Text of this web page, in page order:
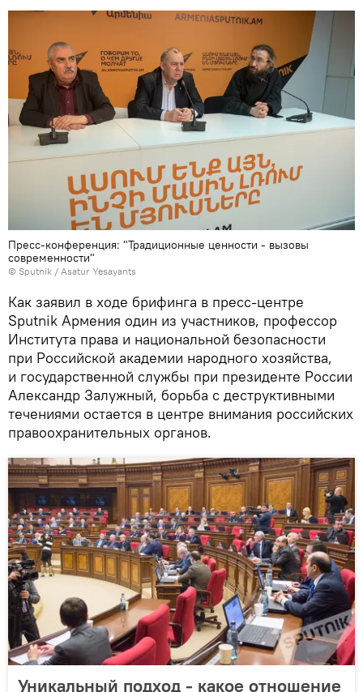
Пресс-конференция: "Традиционные ценности - вызовы
современности"
© Sputnik / Asatur Yesayants
Как заявил в ходе брифинга в пресс-центре
Sputnik Армения один из участников, профессор
Института права и национальной безопасности
при Российской академии народного хозяйства,
и государственной службы при президенте России
Александр Залужный, борьба с деструктивными
течениями остается в центре внимания российских
правоохранительных органов.
Уникальный подход - какое отношение